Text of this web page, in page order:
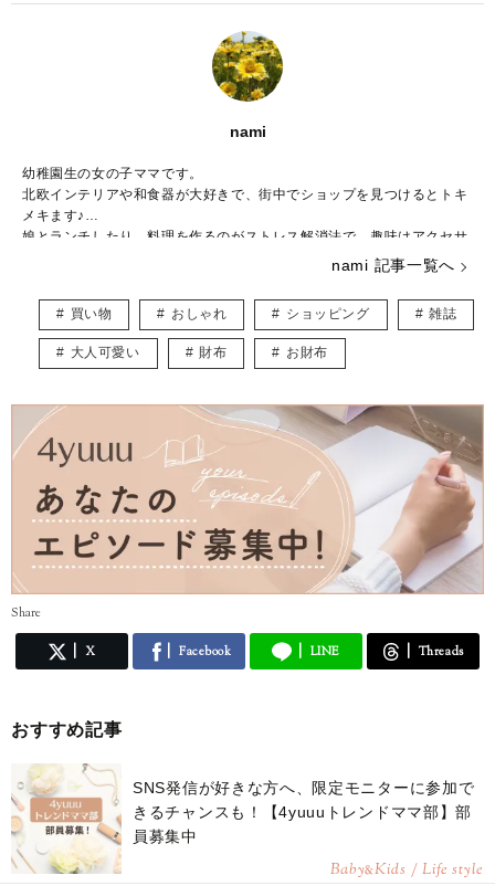
nami
幼稚園生の女の子ママです。
北欧インテリアや和食器が大好きで、街中でショップを見つけるとトキ
メキます♪
娘とランチしたり、料理を作るのがストレス解消法で、趣味はアクセサ
緒に暮らしたいなぁと夢見ています。
皆様に役立つ情報を、楽しくお届けしていけたらと思います♡
nami 記事一覧へ
買い物 おしゃれ ショッピング 雑誌
大人可愛い 財布 お財布
Share
X Facebook LINE Threads
おすすめ記事
SNS発信が好きな方へ、限定モニターに参加で
きるチャンスも！【4yuuuトレンドママ部】部
員募集中
Baby&Kids / Life style